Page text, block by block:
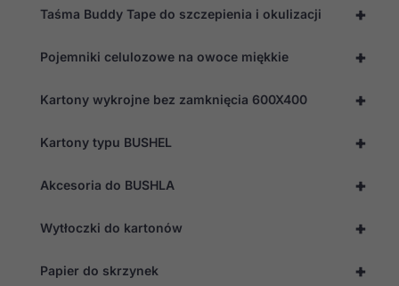
+
Taśma Buddy Tape do szczepienia i okulizacji
+
Pojemniki celulozowe na owoce miękkie
+
Kartony wykrojne bez zamknięcia 600X400
+
Kartony typu BUSHEL
+
Akcesoria do BUSHLA
+
Wytłoczki do kartonów
+
Papier do skrzynek
działała jak
podczas
twojego
Jeśli odrzucisz
te pliki cookie,